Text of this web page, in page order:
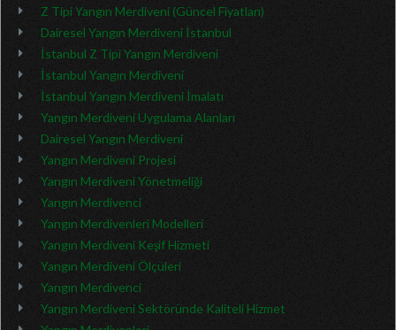
Z Tipi Yangın Merdiveni (Güncel Fiyatları)
Dairesel Yangın Merdiveni İstanbul
İstanbul Z Tipi Yangın Merdiveni
İstanbul Yangın Merdiveni
İstanbul Yangın Merdiveni İmalatı
Yangın Merdiveni Uygulama Alanları
Dairesel Yangın Merdiveni
Yangın Merdiveni Projesi
Yangın Merdiveni Yönetmeliği
Yangın Merdivenci
Yangın Merdivenleri Modelleri
Yangın Merdiveni Keşif Hizmeti
Yangın Merdiveni Ölçüleri
Yangın Merdivenci
Yangın Merdiveni Sektöründe Kaliteli Hizmet